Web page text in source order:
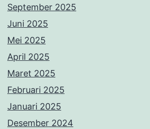
September 2025
Juni 2025
Mei 2025
April 2025
Maret 2025
Februari 2025
Januari 2025
Desember 2024